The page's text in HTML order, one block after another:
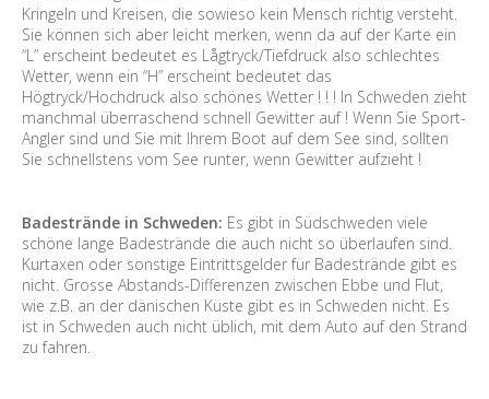
Kringeln und Kreisen, die sowieso kein Mensch richtig versteht.
Sie können sich aber leicht merken, wenn da auf der Karte ein
“L” erscheint bedeutet es Lågtryck/Tiefdruck also schlechtes
Wetter, wenn ein “H” erscheint bedeutet das
Högtryck/Hochdruck also schönes Wetter ! ! ! In Schweden zieht
manchmal überraschend schnell Gewitter auf ! Wenn Sie Sport-
Angler sind und Sie mit Ihrem Boot auf dem See sind, sollten
Sie schnellstens vom See runter, wenn Gewitter aufzieht !
Badestrände in Schweden: Es gibt in Südschweden viele
schöne lange Badestrände die auch nicht so überlaufen sind.
Kurtaxen oder sonstige Eintrittsgelder für Badestrände gibt es
nicht. Grosse Abstands-Differenzen zwischen Ebbe und Flut,
wie z.B. an der dänischen Küste gibt es in Schweden nicht. Es
ist in Schweden auch nicht üblich, mit dem Auto auf den Strand
zu fahren.